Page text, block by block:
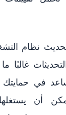
نظام
غالبًا
في
أن